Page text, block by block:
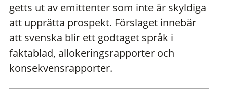
getts ut av emittenter som inte är skyldiga
att upprätta prospekt. Förslaget innebär
att svenska blir ett godtaget språk i
faktablad, allokeringsrapporter och
konsekvensrapporter.